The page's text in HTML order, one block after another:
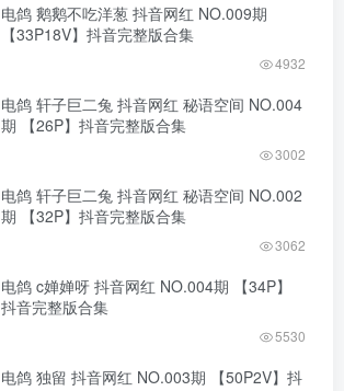
电鸽 鹅鹅不吃洋葱 抖音网红 NO.009期
【33P18V】抖音完整版合集
4932
电鸽 轩子巨二兔 抖音网红 秘语空间 NO.004
期 【26P】抖音完整版合集
3002
电鸽 轩子巨二兔 抖音网红 秘语空间 NO.002
期 【32P】抖音完整版合集
3062
电鸽 c婵婵呀 抖音网红 NO.004期 【34P】
抖音完整版合集
5530
电鸽 独留 抖音网红 NO.003期 【50P2V】抖